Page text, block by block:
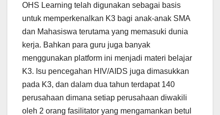
OHS Learning telah digunakan sebagai basis
untuk memperkenalkan K3 bagi anak-anak SMA
dan Mahasiswa terutama yang memasuki dunia
kerja. Bahkan para guru juga banyak
menggunakan platform ini menjadi materi belajar
K3. Isu pencegahan HIV/AIDS juga dimasukkan
pada K3, dan dalam dua tahun terdapat 140
perusahaan dimana setiap perusahaan diwakili
oleh 2 orang fasilitator yang mengamankan betul